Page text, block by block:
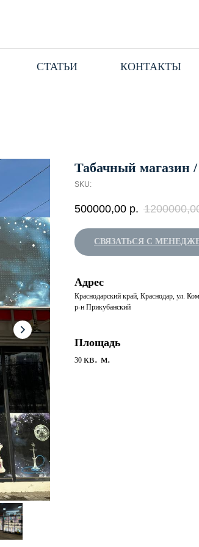
СТАТЬИ КОНТАКТЫ
Табачный магазин
SKU:
500000,00 р.
СВЯЗАТЬСЯ С
Адрес
Краснодарский край, Краснодар, ул.
р-н Прикубанский
Площадь
30 кв. м.